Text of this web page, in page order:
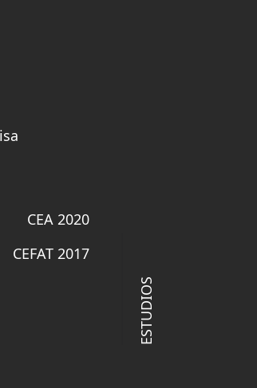
CEA 2020
CEFAT 2017
ESTUDIOS